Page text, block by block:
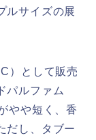
ルサイズの展
）として販売
パルファム
やや短く、香
だし、タブー